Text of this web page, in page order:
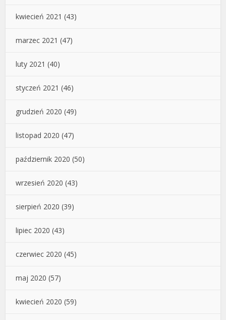
kwiecień 2021 (43)
marzec 2021 (47)
luty 2021 (40)
styczeń 2021 (46)
grudzień 2020 (49)
listopad 2020 (47)
październik 2020 (50)
wrzesień 2020 (43)
sierpień 2020 (39)
lipiec 2020 (43)
czerwiec 2020 (45)
maj 2020 (57)
kwiecień 2020 (59)